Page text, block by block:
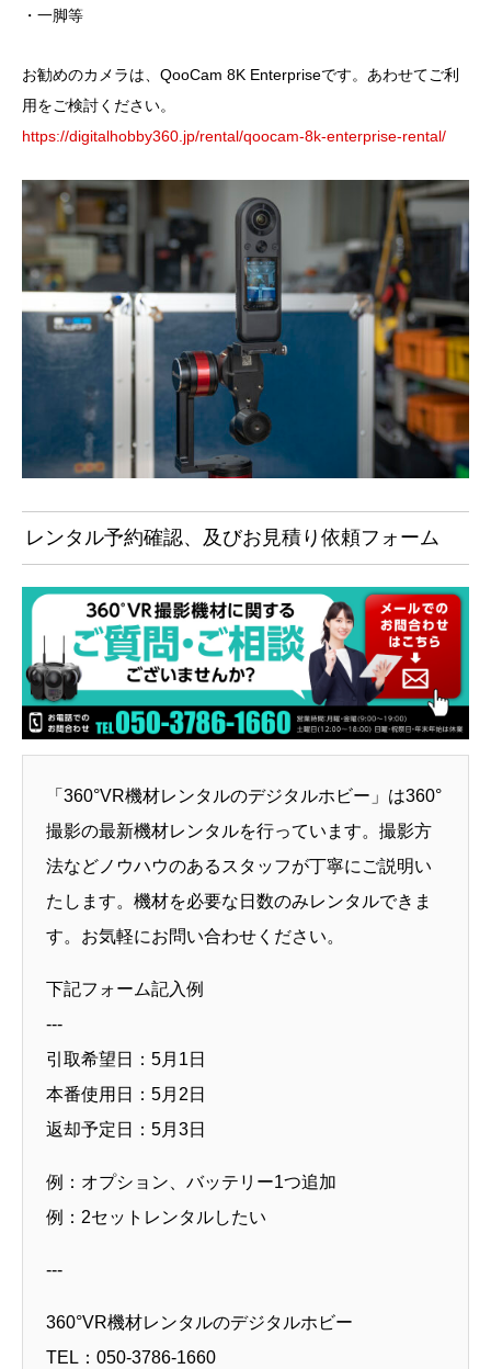
・一脚等
お勧めのカメラは、QooCam 8K Enterpriseです。あわせてご利
用をご検討ください。
https://digitalhobby360.jp/rental/qoocam-8k-enterprise-rental/
レンタル予約確認、及びお見積り依頼フォーム
「360°VR機材レンタルのデジタルホビー」は360°
撮影の最新機材レンタルを行っています。撮影方
法などノウハウのあるスタッフが丁寧にご説明い
たします。機材を必要な日数のみレンタルできま
す。お気軽にお問い合わせください。
下記フォーム記入例
---
引取希望日：5月1日
本番使用日：5月2日
返却予定日：5月3日
例：オプション、バッテリー1つ追加
例：2セットレンタルしたい
---
360°VR機材レンタルのデジタルホビー
TEL：050-3786-1660